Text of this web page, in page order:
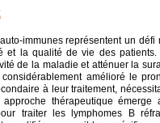
immunes représentent un
et la qualité de vie des
de la maladie et atténuer la
amélioré le
à leur traitement,
thérapeutique émerge
traiter les lymphomes B